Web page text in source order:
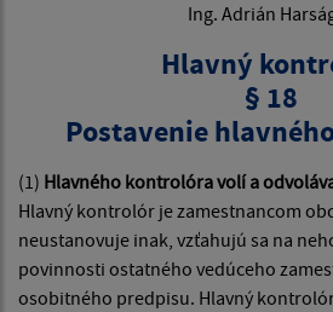
Ing. Adrián
Hlavný
§ 18
Postavenie
(1) Hlavného kontrolóra volí a
Hlavný kontrolór je zamestnancom
neustanovuje inak, vzťahujú sa na
povinnosti ostatného vedúceho
osobitného predpisu. Hlavný